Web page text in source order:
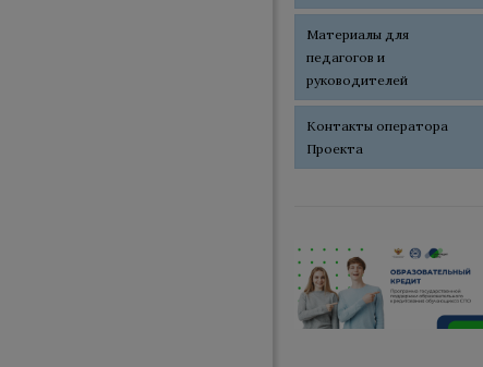
Материалы для
педагогов и
руководителей
Контакты оператора
Проекта